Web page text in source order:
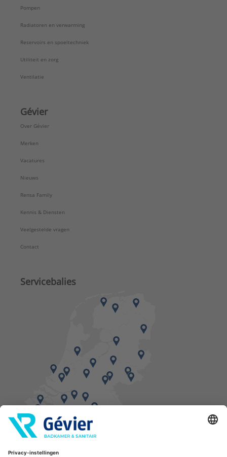
Pompen
Radiatoren en verwarming
Reservoirs en spoeltechniek
Utiliteit en zorg
Ventilatie
Gévier
Over Gévier
Merken
Vacatures
Nieuws
Rensa Family
Kennis & Diensten
Veelgestelde vragen
Contact
Servicebalies
Vind een balie in de buurt